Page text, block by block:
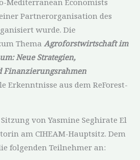
Mediterranean Economists
Partnerorganisation des
wurde. Die
ThemaAgroforstwirtschaft im
Neue Strategien,
Finanzierungsrahmen
Erkenntnisse aus dem ReForest-
von Yasmine Seghirate El
am CIHEAM-Hauptsitz. Dem
folgenden Teilnehmer an: